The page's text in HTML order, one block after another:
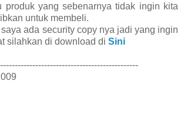
produk yang sebenarnya tidak ingin kita
untuk membeli.
ada security copy nya jadi yang ingin
silahkan di download di Sini